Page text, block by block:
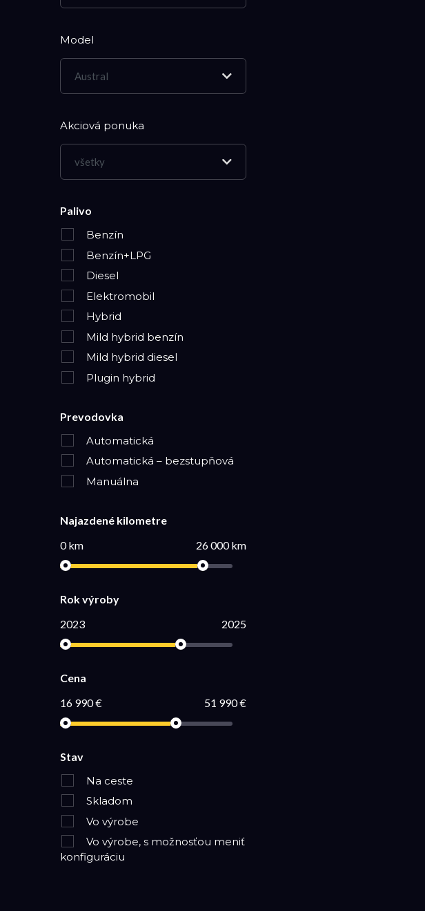
Model
Austral
Akciová ponuka
všetky
Palivo
Benzín
Benzín+LPG
Diesel
Elektromobil
Hybrid
Mild hybrid benzín
Mild hybrid diesel
Plugin hybrid
Prevodovka
Automatická
Automatická – bezstupňová
Manuálna
Najazdené kilometre
0 km
26 000 km
Rok výroby
2023
2025
Cena
16 990 €
51 990 €
Stav
Na ceste
Skladom
Vo výrobe
Vo výrobe, s možnosťou meniť
konfiguráciu